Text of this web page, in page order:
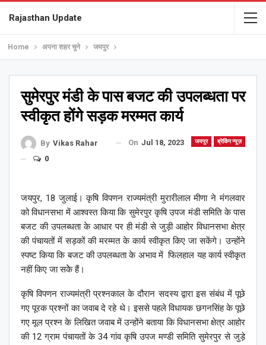
Rajasthan Update
Home अपना शहर चुने जयपुर
सुमेरपुर मंडी के पास बजट की उपलब्धता पर
स्वीकृत होंगे सड़क मरम्मत कार्य
जयपुर ब्रेकिंग न्यूज़
By Vikas Rahar On Jul 18, 2023
0
जयपुर, 18 जुलाई। कृषि विपणन राज्यमंत्री मुरारीलाल मीणा ने मंगलवार
को विधानसभा में आश्वस्त किया कि सुमेरपुर कृषि उपज मंडी समिति के पास
बजट की उपलब्धता के आधार पर ही मंडी से जुड़ी आहोर विधानसभा क्षेत्र
की पंचायतों में सड़कों की मरम्मत के कार्य स्वीकृत किए जा सकेंगे। उन्होंने
स्पष्ट किया कि बजट की उपलब्धता के अभाव में फिलहाल यह कार्य स्वीकृत
नहीं किए जा सकेे हैं।
कृषि विपणन राज्यमंत्री प्रश्नकाल के दौरान सदस्य द्वारा इस संबंध में पूछे
गए पूरक प्रश्नों का जवाब दे रहे थे। इससे पहले विधायक छगनसिंह के पूछे
गए मूल प्रश्न के लिखित जवाब में उन्होंने बताया कि विधानसभा क्षेत्र आहोर
की 12 ग्राम पंचायतों के 34 गांव कृषि उपज मण्डी समिति सुमेरपुर से जुड़े